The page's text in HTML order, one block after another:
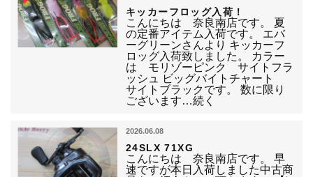
キッカーフロッグ入荷！
こんにちは 奈良南店です。 夏
の定番アイテム入荷です。 エバ
ーグリーンさんより キッカーフ
ロッグ入荷致しました。 カラー
は モリゾーピンク サイトフラ
ッシュ ビッグバイトチャート
サイトブラックです。 数に限り
ございます…続く
2026.06.08
24SLX 71XG
こんにちは 奈良南店です。 早
速ですが本日入荷しました中古商